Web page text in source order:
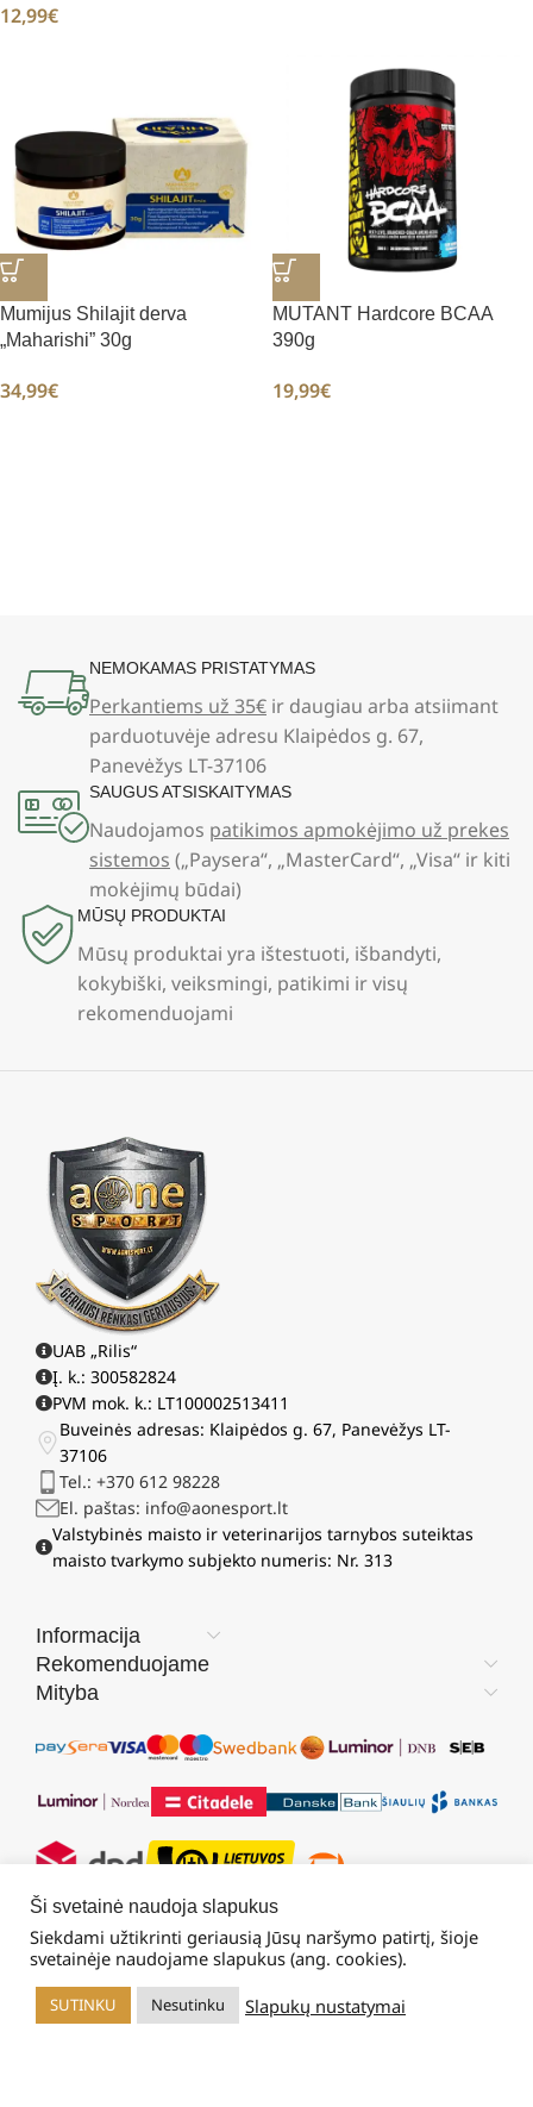
12,99€
Mumijus Shilajit derva
„Maharishi” 30g
34,99€
MUTANT Hardcore BCAA
390g
19,99€
NEMOKAMAS PRISTATYMAS
Perkantiems už 35€ ir daugiau arba atsiimant
parduotuvėje adresu Klaipėdos g. 67,
Panevėžys LT-37106
SAUGUS ATSISKAITYMAS
Naudojamos patikimos apmokėjimo už prekes
sistemos („Paysera“, „MasterCard“, „Visa“ ir kiti
mokėjimų būdai)
MŪSŲ PRODUKTAI
Mūsų produktai yra ištestuoti, išbandyti,
kokybiški, veiksmingi, patikimi ir visų
rekomenduojami
UAB „Rilis“
Į. k.: 300582824
PVM mok. k.: LT100002513411
Buveinės adresas: Klaipėdos g. 67, Panevėžys LT-
37106
Tel.: +370 612 98228
El. paštas: info@aonesport.lt
Valstybinės maisto ir veterinarijos tarnybos suteiktas
maisto tvarkymo subjekto numeris: Nr. 313
Informacija
Rekomenduojame
Mityba
Sekite mus:
Ši svetainė naudoja slapukus
Siekdami užtikrinti geriausią Jūsų naršymo patirtį, šioje
svetainėje naudojame slapukus (ang. cookies).
SUTINKU Nesutinku Slapukų nustatymai